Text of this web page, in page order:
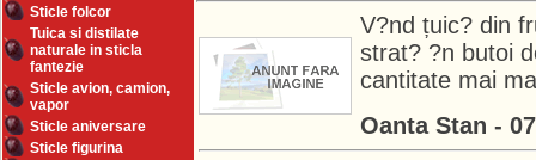
Sticle folcor
Tuica si distilate
naturale in sticla
fantezie
Sticle avion, camion,
vapor
Sticle aniversare
Sticle figurina
V?nd țuic? din
strat? ?n butoi
cantitate mai
Oanta Stan -